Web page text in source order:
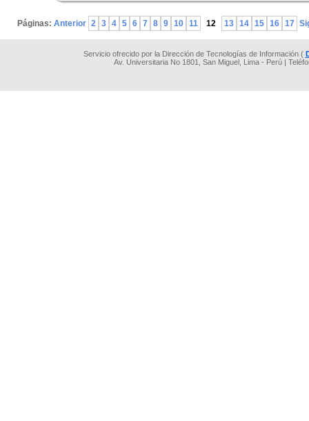
Páginas: Anterior 2 3 4 5 6 7 8 9 10 11 12 13 14 15 16 17
Servicio ofrecido por la Dirección de Tecnologías de Información (
Av. Universitaria No 1801, San Miguel, Lima - Perú |